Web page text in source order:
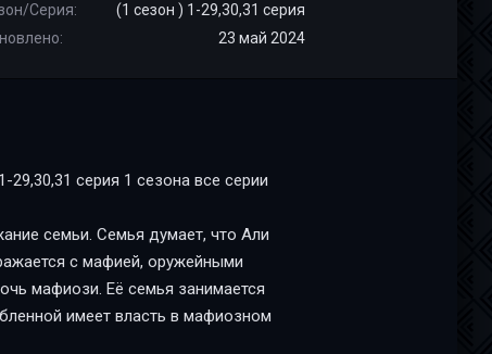
Серия:
(1 сезон ) 1-29,30,31 серия
23 май 2024
серия 1 сезона все серии
семьи. Семья думает, что Али
с мафией, оружейными
мафиози. Её семья занимается
имеет власть в мафиозном